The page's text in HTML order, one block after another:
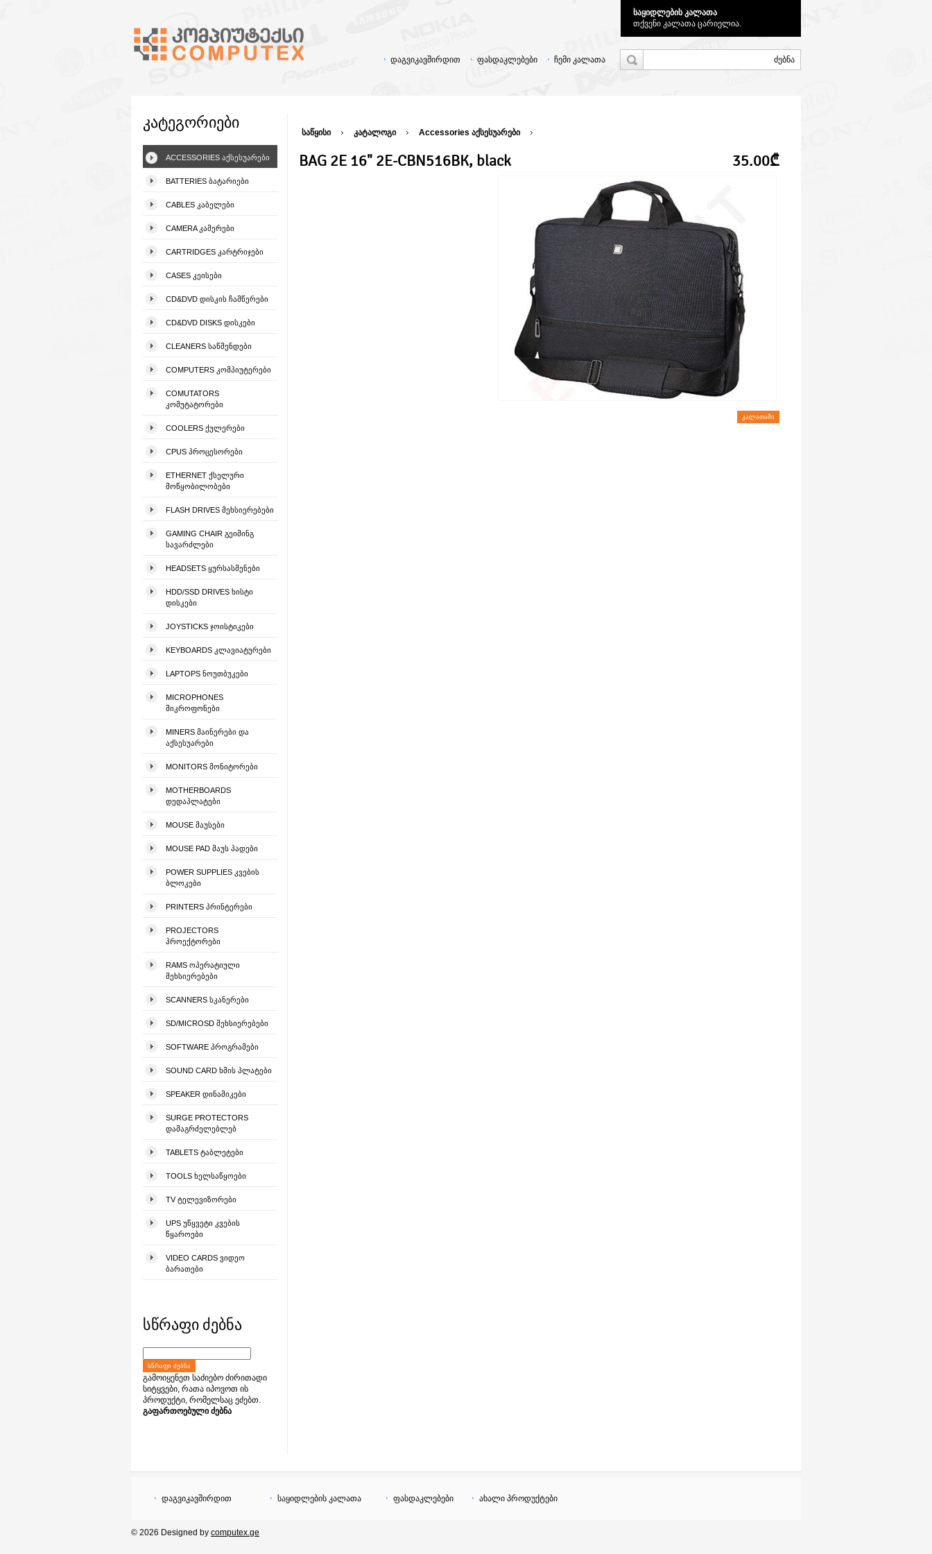
საყიდლების კალათა
თქვენი კალათა ცარიელია.
ჩემი კალათა
ფასდაკლებები
დაგვიკავშირდით
კატეგორიები
ACCESSORIES ᲐᲥᲡᲔᲡᲣᲐᲠᲔᲑᲘ
BATTERIES ᲑᲐᲢᲐᲠᲘᲔᲑᲘ
CABLES ᲙᲐᲑᲔᲚᲔᲑᲘ
CAMERA ᲙᲐᲛᲔᲠᲔᲑᲘ
CARTRIDGES ᲙᲐᲠᲢᲠᲘᲯᲔᲑᲘ
CASES ᲙᲔᲘᲡᲔᲑᲘ
CD&DVD ᲓᲘᲡᲙᲘᲡ ᲩᲐᲛᲬᲔᲠᲔᲑᲘ
CD&DVD DISKS ᲓᲘᲡᲙᲔᲑᲘ
CLEANERS ᲡᲐᲬᲛᲔᲜᲓᲔᲑᲘ
COMPUTERS ᲙᲝᲛᲞᲘᲣᲢᲔᲠᲔᲑᲘ
COMUTATORS
ᲙᲝᲛᲣᲢᲐᲢᲝᲠᲔᲑᲘ
COOLERS ᲥᲣᲚᲔᲠᲔᲑᲘ
CPUS ᲞᲠᲝᲪᲔᲡᲝᲠᲔᲑᲘ
ETHERNET ᲥᲡᲔᲚᲣᲠᲘ
ᲛᲝᲬᲧᲝᲑᲘᲚᲝᲑᲔᲑᲘ
FLASH DRIVES ᲛᲔᲮᲡᲘᲔᲠᲔᲑᲔᲑᲘ
GAMING CHAIR ᲒᲔᲘᲛᲘᲜᲒ
ᲡᲐᲕᲐᲠᲫᲚᲔᲑᲘ
HEADSETS ᲧᲣᲠᲡᲐᲡᲛᲔᲜᲔᲑᲘ
HDD/SSD DRIVES ᲮᲘᲡᲢᲘ
ᲓᲘᲡᲙᲔᲑᲘ
JOYSTICKS ᲯᲝᲘᲡᲢᲘᲙᲔᲑᲘ
KEYBOARDS ᲙᲚᲐᲕᲘᲐᲢᲣᲠᲔᲑᲘ
LAPTOPS ᲜᲝᲣᲗᲑᲣᲙᲔᲑᲘ
MICROPHONES
ᲛᲘᲙᲠᲝᲤᲝᲜᲔᲑᲘ
MINERS ᲛᲐᲘᲜᲔᲠᲔᲑᲘ ᲓᲐ
ᲐᲥᲡᲔᲡᲣᲐᲠᲔᲑᲘ
MONITORS ᲛᲝᲜᲘᲢᲝᲠᲔᲑᲘ
MOTHERBOARDS
ᲓᲔᲓᲐᲞᲚᲐᲢᲔᲑᲘ
MOUSE ᲛᲐᲣᲡᲔᲑᲘ
MOUSE PAD ᲛᲐᲣᲡ ᲞᲐᲓᲔᲑᲘ
POWER SUPPLIES ᲙᲕᲔᲑᲘᲡ
ᲑᲚᲝᲙᲔᲑᲘ
PRINTERS ᲞᲠᲘᲜᲢᲔᲠᲔᲑᲘ
PROJECTORS
ᲞᲠᲝᲔᲥᲢᲝᲠᲔᲑᲘ
RAMS ᲝᲞᲔᲠᲐᲢᲘᲣᲚᲘ
ᲛᲔᲮᲡᲘᲔᲠᲔᲑᲔᲑᲘ
SCANNERS ᲡᲙᲐᲜᲔᲠᲔᲑᲘ
SD/MICROSD ᲛᲔᲮᲡᲘᲔᲠᲔᲑᲔᲑᲘ
SOFTWARE ᲞᲠᲝᲒᲠᲐᲛᲔᲑᲘ
SOUND CARD ᲮᲛᲘᲡ ᲞᲚᲐᲢᲔᲑᲘ
SPEAKER ᲓᲘᲜᲐᲛᲘᲙᲔᲑᲘ
SURGE PROTECTORS
ᲓᲐᲛᲐᲒᲠᲫᲔᲚᲔᲑᲚᲔᲑ
TABLETS ᲢᲐᲑᲚᲔᲢᲔᲑᲘ
TOOLS ᲮᲔᲚᲡᲐᲬᲧᲝᲔᲑᲘ
TV ᲢᲔᲚᲔᲕᲘᲖᲝᲠᲔᲑᲘ
UPS ᲣᲬᲧᲕᲔᲢᲘ ᲙᲕᲔᲑᲘᲡ
ᲬᲧᲐᲠᲝᲔᲑᲘ
VIDEO CARDS ᲕᲘᲓᲔᲝ
ᲑᲐᲠᲐᲗᲔᲑᲘ
სწრაფი ძებნა
ᲡᲬᲠᲐᲤᲘ ᲫᲔᲑᲜᲐ
გამოიყენეთ საძიებო ძირითადი
სიტყვები, რათა იპოვოთ ის
პროდუქტი, რომელსაც ეძებთ.
გაფართოებული ძებნა
საწყისი კატალოგი Accessories აქსესუარები
BAG 2E 16" 2E-CBN516BK, black 35.00₾
ᲙᲐᲚᲐᲗᲐᲨᲘ
დაგვიკავშირდით საყიდლების კალათა ფასდაკლებები ახალი პროდუქტები
© 2026 Designed by computex.ge